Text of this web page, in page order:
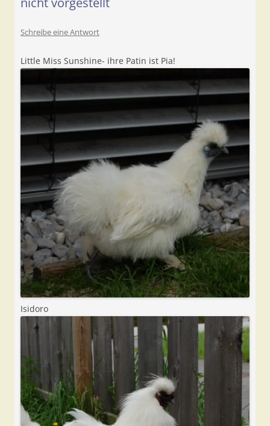
Schreibe eine Antwort
Little Miss Sunshine- ihre Patin ist Pia!
Isidoro